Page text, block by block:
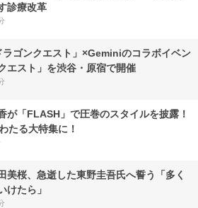
診療改革
ゴンクエスト」×Geminiのコラボイベン
エスト」を渋谷・原宿で開催
が「FLASH」で圧巻のスタイルを披露！
たる大特集に！
美桜、急逝した東野圭吾氏へ誓う「多く
けたら」